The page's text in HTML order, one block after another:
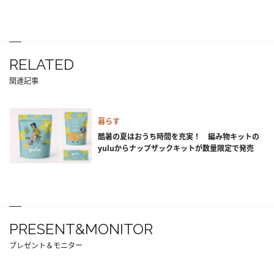
RELATED
関連記事
暮らす
酷暑の夏はおうち時間を充実！ 編み物キットの
yuluからナップザックキットが数量限定で発売
PRESENT&MONITOR
プレゼント＆モニター